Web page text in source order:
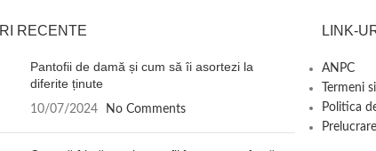
RECENTE
Pantofii de damă și cum să îi asortezi la
diferite ținute
10/07/2024 No Comments
LINK-
ANPC
Termeni
Politica